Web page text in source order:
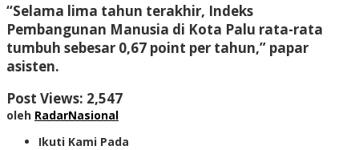
“Selama lima tahun terakhir, Indeks
Pembangunan Manusia di Kota Palu rata-rata
tumbuh sebesar 0,67 point per tahun,” papar
asisten.
Post Views: 2,547
oleh RadarNasional
Ikuti Kami Pada